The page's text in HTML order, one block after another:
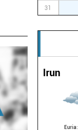
31
Irun
Euria: